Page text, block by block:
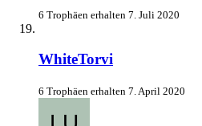
6 Trophäen erhalten 7. Juli 2020
WhiteTorvi
6 Trophäen erhalten 7. April 2020